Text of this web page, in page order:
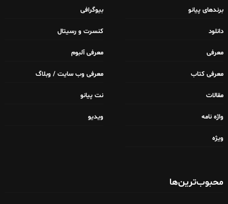
برندهای پیانو بیوگرافی
دانلود کنسرت و رسیتال
معرفی معرفی آلبوم
معرفی کتاب معرفی وب سایت / وبلاگ
مقالات نت پیانو
واژه نامه ویدیو
ویژه
محبوب‌ترین‌ها